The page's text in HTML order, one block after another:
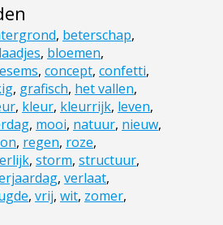
, beterschap,
, bloemen,
, concept, confetti,
, grafisch, het vallen,
, kleur, kleurrijk, leven,
, mooi, natuur, nieuw,
, regen, roze,
, storm, structuur,
, verlaat,
, vrij, wit, zomer,